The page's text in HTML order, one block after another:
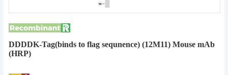
DDDDK-Tag(binds to flag sequnence) (12M11) Mouse mAb
(HRP)